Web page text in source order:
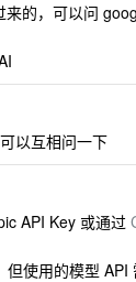
的，可以问
以互相问一下
API Key 或通过
使用的模型 API